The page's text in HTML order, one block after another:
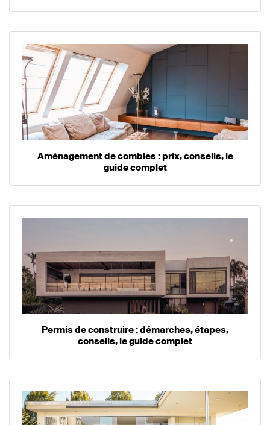
Aménagement de combles : prix, conseils, le
guide complet
Permis de construire : démarches, étapes,
conseils, le guide complet